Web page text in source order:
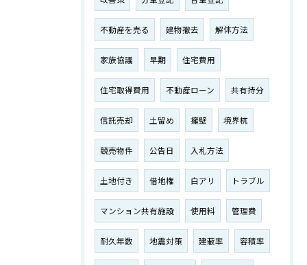
不動産を売る 建物撤去 解体方法
家族協議 早期 住宅費用
住宅取得費用 不動産ローン 共有持分
信託売却 土留め 擁壁 境界杭
競売物件 公告日 入札方法
土地付き 借地権 白アリ トラブル
マンション共有施設 使用料 管理費
耐久年数 地震対策 建蔽率 容積率